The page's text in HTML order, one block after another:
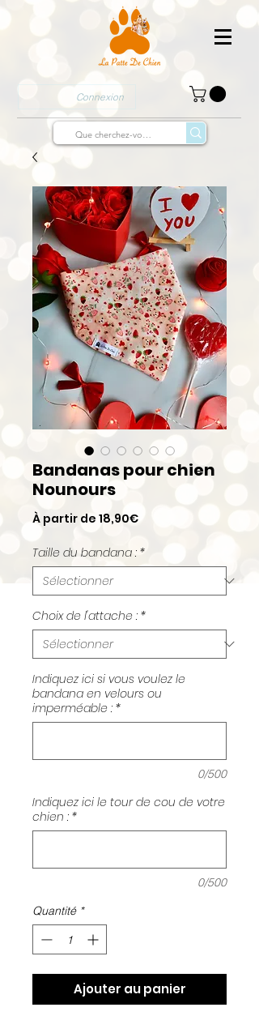
Connexion
Bandanas pour chien
Nounours
À partir de 18,90€Prix
Taille du bandana : *
Choix de l'attache : *
Indiquez ici si vous voulez le
bandana en velours ou
imperméable : *
0/500
Indiquez ici le tour de cou de votre
chien : *
0/500
Quantité *
Ajouter au panier